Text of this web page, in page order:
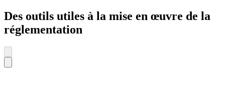
Des outils utiles à la mise en œuvre de la
réglementation